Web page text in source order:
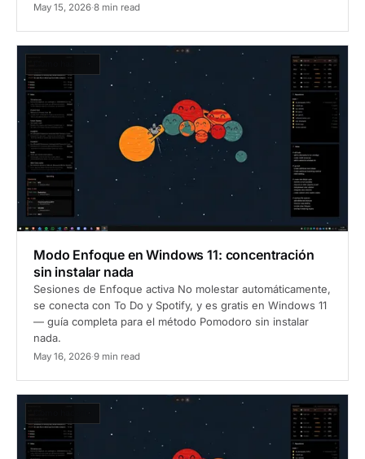
May 15, 2026·8 min read
Modo Enfoque en Windows 11: concentración
sin instalar nada
Sesiones de Enfoque activa No molestar automáticamente,
se conecta con To Do y Spotify, y es gratis en Windows 11
— guía completa para el método Pomodoro sin instalar
nada.
May 16, 2026·9 min read